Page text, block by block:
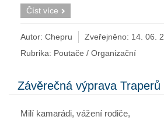
Číst více
Autor: Chepru Zveřejněno: 14. 06.
Rubrika: Poutače / Organizační
Závěrečná výprava
Milí kamarádi, vážení rodiče,